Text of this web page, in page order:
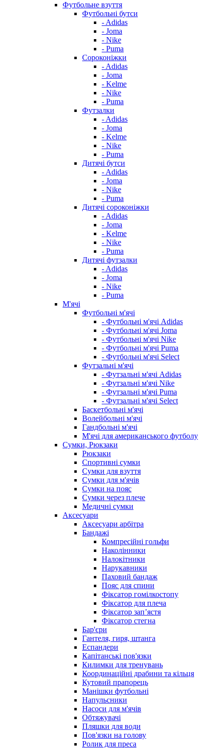
Футбольне взуття
Футбольні бутси
- Adidas
- Joma
- Nike
- Puma
Сороконіжки
- Adidas
- Joma
- Kelme
- Nike
- Puma
Футзалки
- Adidas
- Joma
- Kelme
- Nike
- Puma
Дитячі бутси
- Adidas
- Joma
- Nike
- Puma
Дитячі сороконіжки
- Adidas
- Joma
- Kelme
- Nike
- Puma
Дитячі футзалки
- Adidas
- Joma
- Nike
- Puma
М'ячі
Футбольні м'ячі
- Футбольні м'ячі Adidas
- Футбольні м'ячі Joma
- Футбольні м'ячі Nike
- Футбольні м'ячі Puma
- Футбольні м'ячі Select
Футзальні м'ячі
- Футзальні м'ячі Adidas
- Футзальні м'ячі Nike
- Футзальні м'ячі Puma
- Футзальні м'ячі Select
Баскетбольні м'ячі
Волейбольні м'ячі
Гандбольні м'ячі
М'ячі для американського футболу
Сумки, Рюкзаки
Рюкзаки
Спортивні сумки
Сумки для взуття
Сумки для м'ячів
Сумки на пояс
Сумки через плече
Медичні сумки
Аксесуари
Аксесуари арбітра
Бандажі
Компресійні гольфи
Наколінники
Налокітники
Нарукавники
Паховий бандаж
Пояс для спини
Фіксатор гомілкостопу
Фіксатор для плеча
Фіксатор запʼястя
Фіксатор стегна
Бар'єри
Гантеля, гиря, штанга
Еспандери
Капітанські пов'язки
Килимки для тренувань
Координаційні драбини та кільця
Кутовий прапорець
Манішки футбольні
Напульсники
Насоси для м'ячів
Обтяжувачі
Пляшки для води
Пов'язки на голову
Ролик для преса